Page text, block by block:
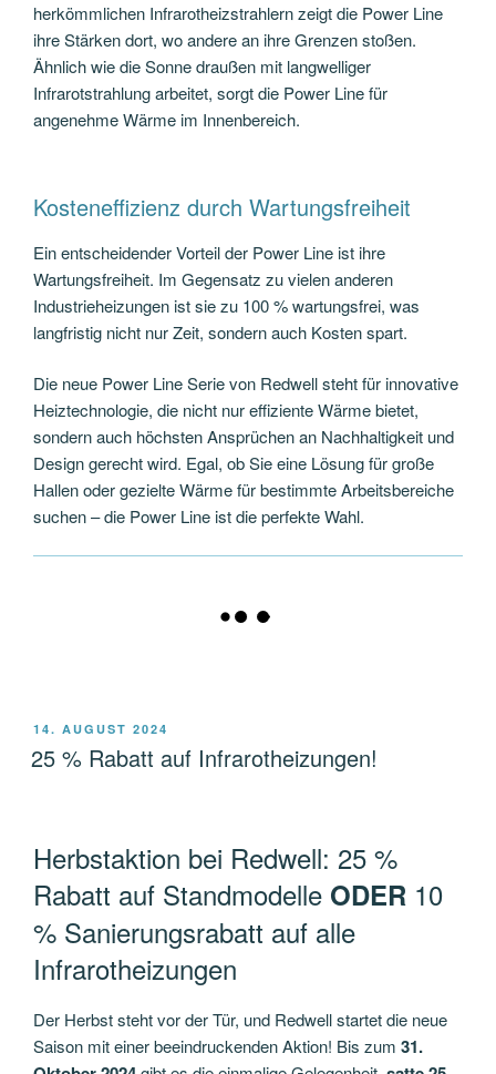
herkömmlichen Infrarotheizstrahlern zeigt die Power Line
ihre Stärken dort, wo andere an ihre Grenzen stoßen.
Ähnlich wie die Sonne draußen mit langwelliger
Infrarotstrahlung arbeitet, sorgt die Power Line für
angenehme Wärme im Innenbereich.
Kosteneffizienz durch Wartungsfreiheit
Ein entscheidender Vorteil der Power Line ist ihre
Wartungsfreiheit. Im Gegensatz zu vielen anderen
Industrieheizungen ist sie zu 100 % wartungsfrei, was
langfristig nicht nur Zeit, sondern auch Kosten spart.
Die neue Power Line Serie von Redwell steht für innovative
Heiztechnologie, die nicht nur effiziente Wärme bietet,
sondern auch höchsten Ansprüchen an Nachhaltigkeit und
Design gerecht wird. Egal, ob Sie eine Lösung für große
Hallen oder gezielte Wärme für bestimmte Arbeitsbereiche
suchen – die Power Line ist die perfekte Wahl.
VERÖFFENTLICHT
AM
14. AUGUST 2024
25 % Rabatt auf Infrarotheizungen!
Herbstaktion bei Redwell: 25 %
Rabatt auf Standmodelle ODER 10
% Sanierungsrabatt auf alle
Infrarotheizungen
Der Herbst steht vor der Tür, und Redwell startet die neue
Saison mit einer beeindruckenden Aktion! Bis zum 31.